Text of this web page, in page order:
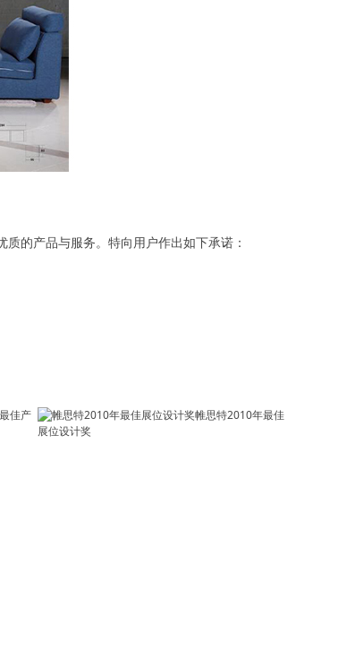
的产品与服务。特向用户作出如下承诺：
佳产
帷思特2010年最佳
展位设计奖